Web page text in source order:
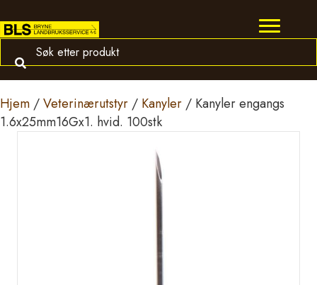
Hjem /Veterinærutstyr / Kanyler / Kanyler engangs
1.6x25mm16Gx1. hvid. 100stk